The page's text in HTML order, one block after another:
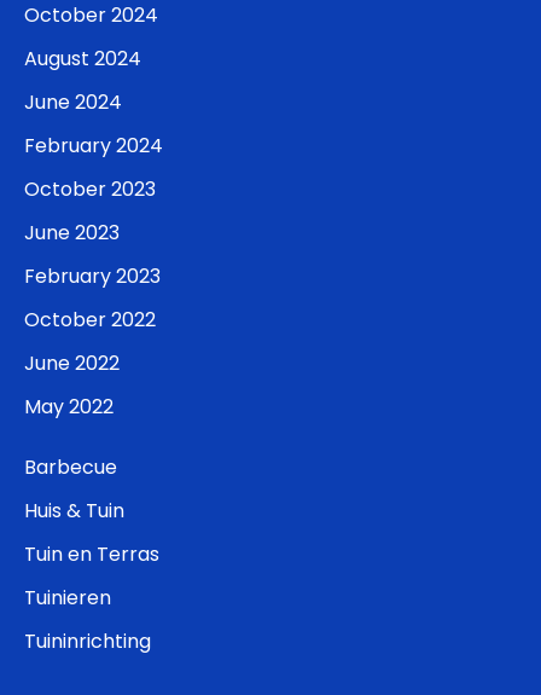
October 2024
August 2024
June 2024
February 2024
October 2023
June 2023
February 2023
October 2022
June 2022
May 2022
Barbecue
Huis & Tuin
Tuin en Terras
Tuinieren
Tuininrichting